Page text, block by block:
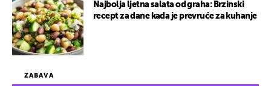
ZABAVA
Najbolja ljetna salata od graha: Brzinski
recept za dane kada je prevruće za kuhanje